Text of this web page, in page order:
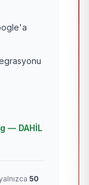
— DAHİL
50